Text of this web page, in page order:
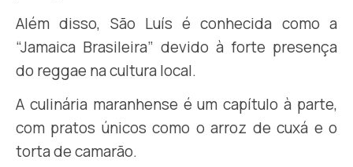
Além disso, São Luís é conhecida como a
“Jamaica Brasileira” devido à forte presença
do reggae na cultura local.
A culinária maranhense é um capítulo à parte,
com pratos únicos como o arroz de cuxá e o
torta de camarão.